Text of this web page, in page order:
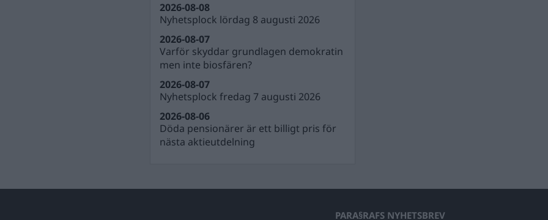
Nyhetsplock lördag 8 augusti 2026
2026-08-08
Varför skyddar grundlagen demokratin
men inte biosfären?
2026-08-07
Nyhetsplock fredag 7 augusti 2026
2026-08-07
Döda pensionärer är ett billigt pris för
nästa aktieutdelning
2026-08-06
PARA§RAFS NYHETSBREV